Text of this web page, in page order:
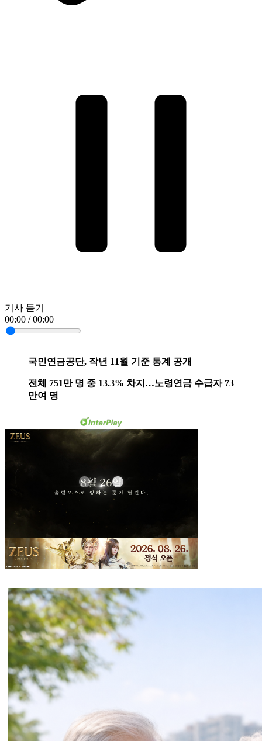
기사 듣기
00:00 / 00:00
국민연금공단, 작년 11월 기준 통계 공개
전체 751만 명 중 13.3% 차지…노령연금 수급자 73
만여 명